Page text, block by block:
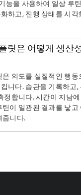
능을 사용하여 일상 루
하고, 진행 상태를 시각
릿은 어떻게 생산
은 의도를 실질적인 행동
니다. 습관을 기록하고,
정합니다. 시간이 지남
이 일관된 결과를 낳고
줍니다.